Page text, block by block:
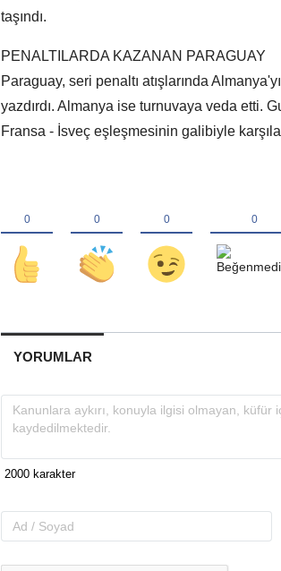
taşındı.
PENALTILARDA KAZANAN PARAGUAY
Paraguay, seri penaltı atışlarında
yazdırdı. Almanya ise turnuvaya veda etti.
Fransa - İsveç eşleşmesinin galibiyle
YORUMLAR